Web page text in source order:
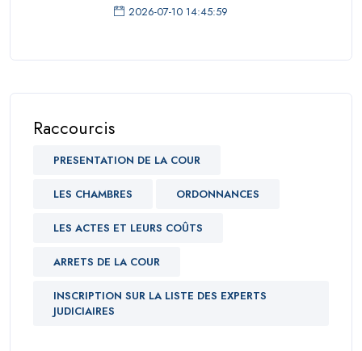
2026-07-10 14:45:59
Raccourcis
PRESENTATION DE LA COUR
LES CHAMBRES ORDONNANCES
LES ACTES ET LEURS COÛTS
ARRETS DE LA COUR
INSCRIPTION SUR LA LISTE DES EXPERTS
JUDICIAIRES